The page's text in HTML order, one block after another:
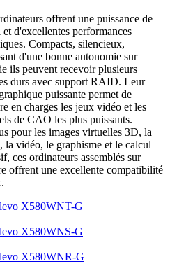
offrent une puissance de
et d'excellentes performances
Compacts, silencieux,
d'une bonne autonomie sur
ils peuvent recevoir plusieurs
durs avec support RAID. Leur
puissante permet de
en charges les jeux vidéo et les
de CAO les plus puissants.
pour les images virtuelles 3D, la
la vidéo, le graphisme et le calcul
ces ordinateurs assemblés sur
offrent une excellente compatibilité
X580WNT-G
X580WNS-G
X580WNR-G